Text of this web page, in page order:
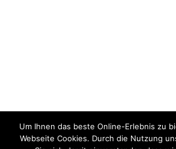
Um Ihnen das beste Online-Erlebnis zu
Webseite Cookies. Durch die Nutzung